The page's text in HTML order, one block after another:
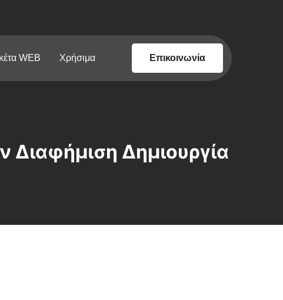
WEB Χρήσιμα Επικοινωνία
Διαφήμιση Δημιουργία